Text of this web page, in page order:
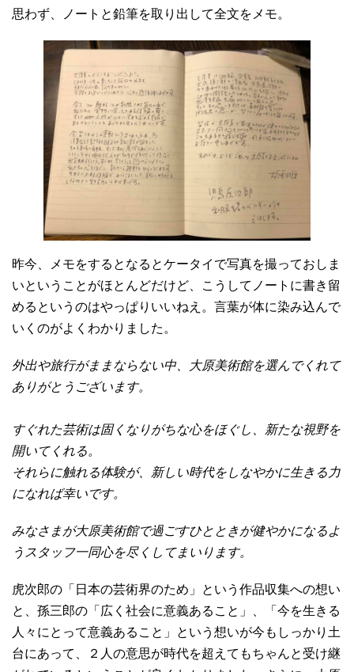
思わず、ノートと鉛筆を取り出して全文をメモ。
昨今、メモをするとなるとケータイで写真を撮っておしま
いということがほとんどだけど、こうしてノートに書き留
めるというのはやっぱりいいねえ。言葉が体に染み込んで
いくのがよくわかりました。
外出や旅行がままならない中、大原美術館を選んでくれて
ありがとうございます。
すぐれた芸術は固くなりがちな心をほぐし、新たな視野を
開いてくれる。
それらに触れる体験が、新しい時代をしなやかに生きる力
になれば幸いです。
みなさまが大原美術館で過ごすひとときが健やかになるよ
うスタッフ一同心を尽くしてまいります。
虎次郎の「日本の芸術界のため」という作品収集への想い
と、孫三郎の「広く社会に意義あること」、「今を生きる
人々にとって意義あること」という想いが今もしっかり土
台にあって、２人の意思が時代を超えてもちゃんと受け継